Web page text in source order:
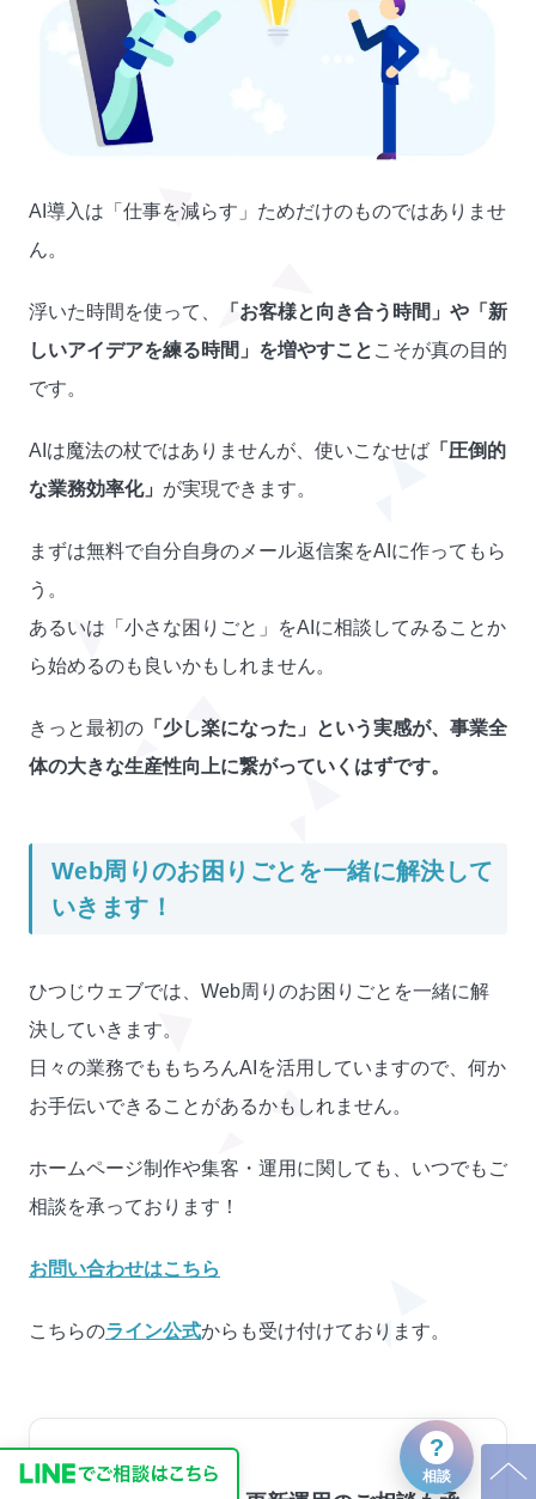
AI導入は「仕事を減らす」ためだけのものではありませ
ん。
浮いた時間を使って、
「お客様と向き合う時間」や「新
しいアイデアを練る時間」を増やすこと こそが真の目的
です。
AIは魔法の杖ではありませんが、使いこなせば 「圧倒的
な業務効率化」 が実現できます。
まずは無料で自分自身のメール返信案をAIに作ってもら
う。
あるいは「小さな困りごと」をAIに相談してみることか
ら始めるのも良いかもしれません。
きっと最初の 「少し楽になった」という実感が、事業全
体の大きな生産性向上に繋がっていくはずです。
Web周りのお困りごとを一緒に解決して
いきます！
ひつじウェブでは、Web周りのお困りごとを一緒に解
決していきます。
日々の業務でももちろんAIを活用していますので、何か
お手伝いできることがあるかもしれません。
ホームページ制作や集客・運用に関しても、いつでもご
相談を承っております！
お問い合わせはこちら
こちらのライン公式からも受け付けております。
この記事を読んだ方へ
?
相談